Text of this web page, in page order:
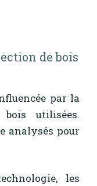
de bois
par la
utilisées.
analysés pour
les